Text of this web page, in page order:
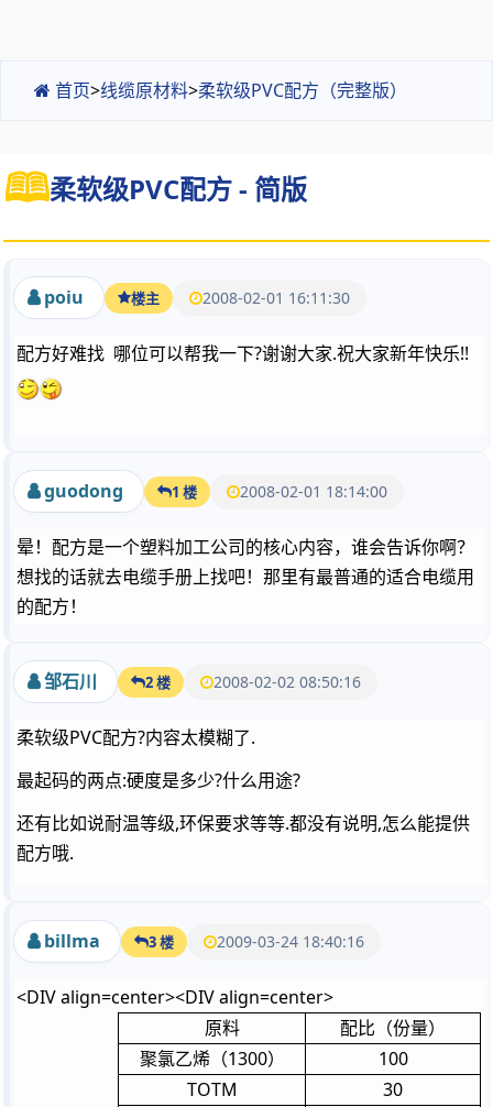
首页>线缆原材料>柔软级PVC配方（完整版）
柔软级PVC配方 - 简版
poiu 楼主 2008-02-01 16:11:30
配方好难找 哪位可以帮我一下?谢谢大家.祝大家新年快乐!!
guodong 1 楼 2008-02-01 18:14:00
晕！配方是一个塑料加工公司的核心内容，谁会告诉你啊？
想找的话就去电缆手册上找吧！那里有最普通的适合电缆用
的配方！
邹石川 2 楼 2008-02-02 08:50:16
柔软级PVC配方?内容太模糊了.
最起码的两点:硬度是多少?什么用途?
还有比如说耐温等级,环保要求等等.都没有说明,怎么能提供
配方哦.
billma 3 楼 2009-03-24 18:40:16
<DIV align=center><DIV align=center>
原料
配比（份量）
聚氯乙烯（1300）
100
TOTM
30